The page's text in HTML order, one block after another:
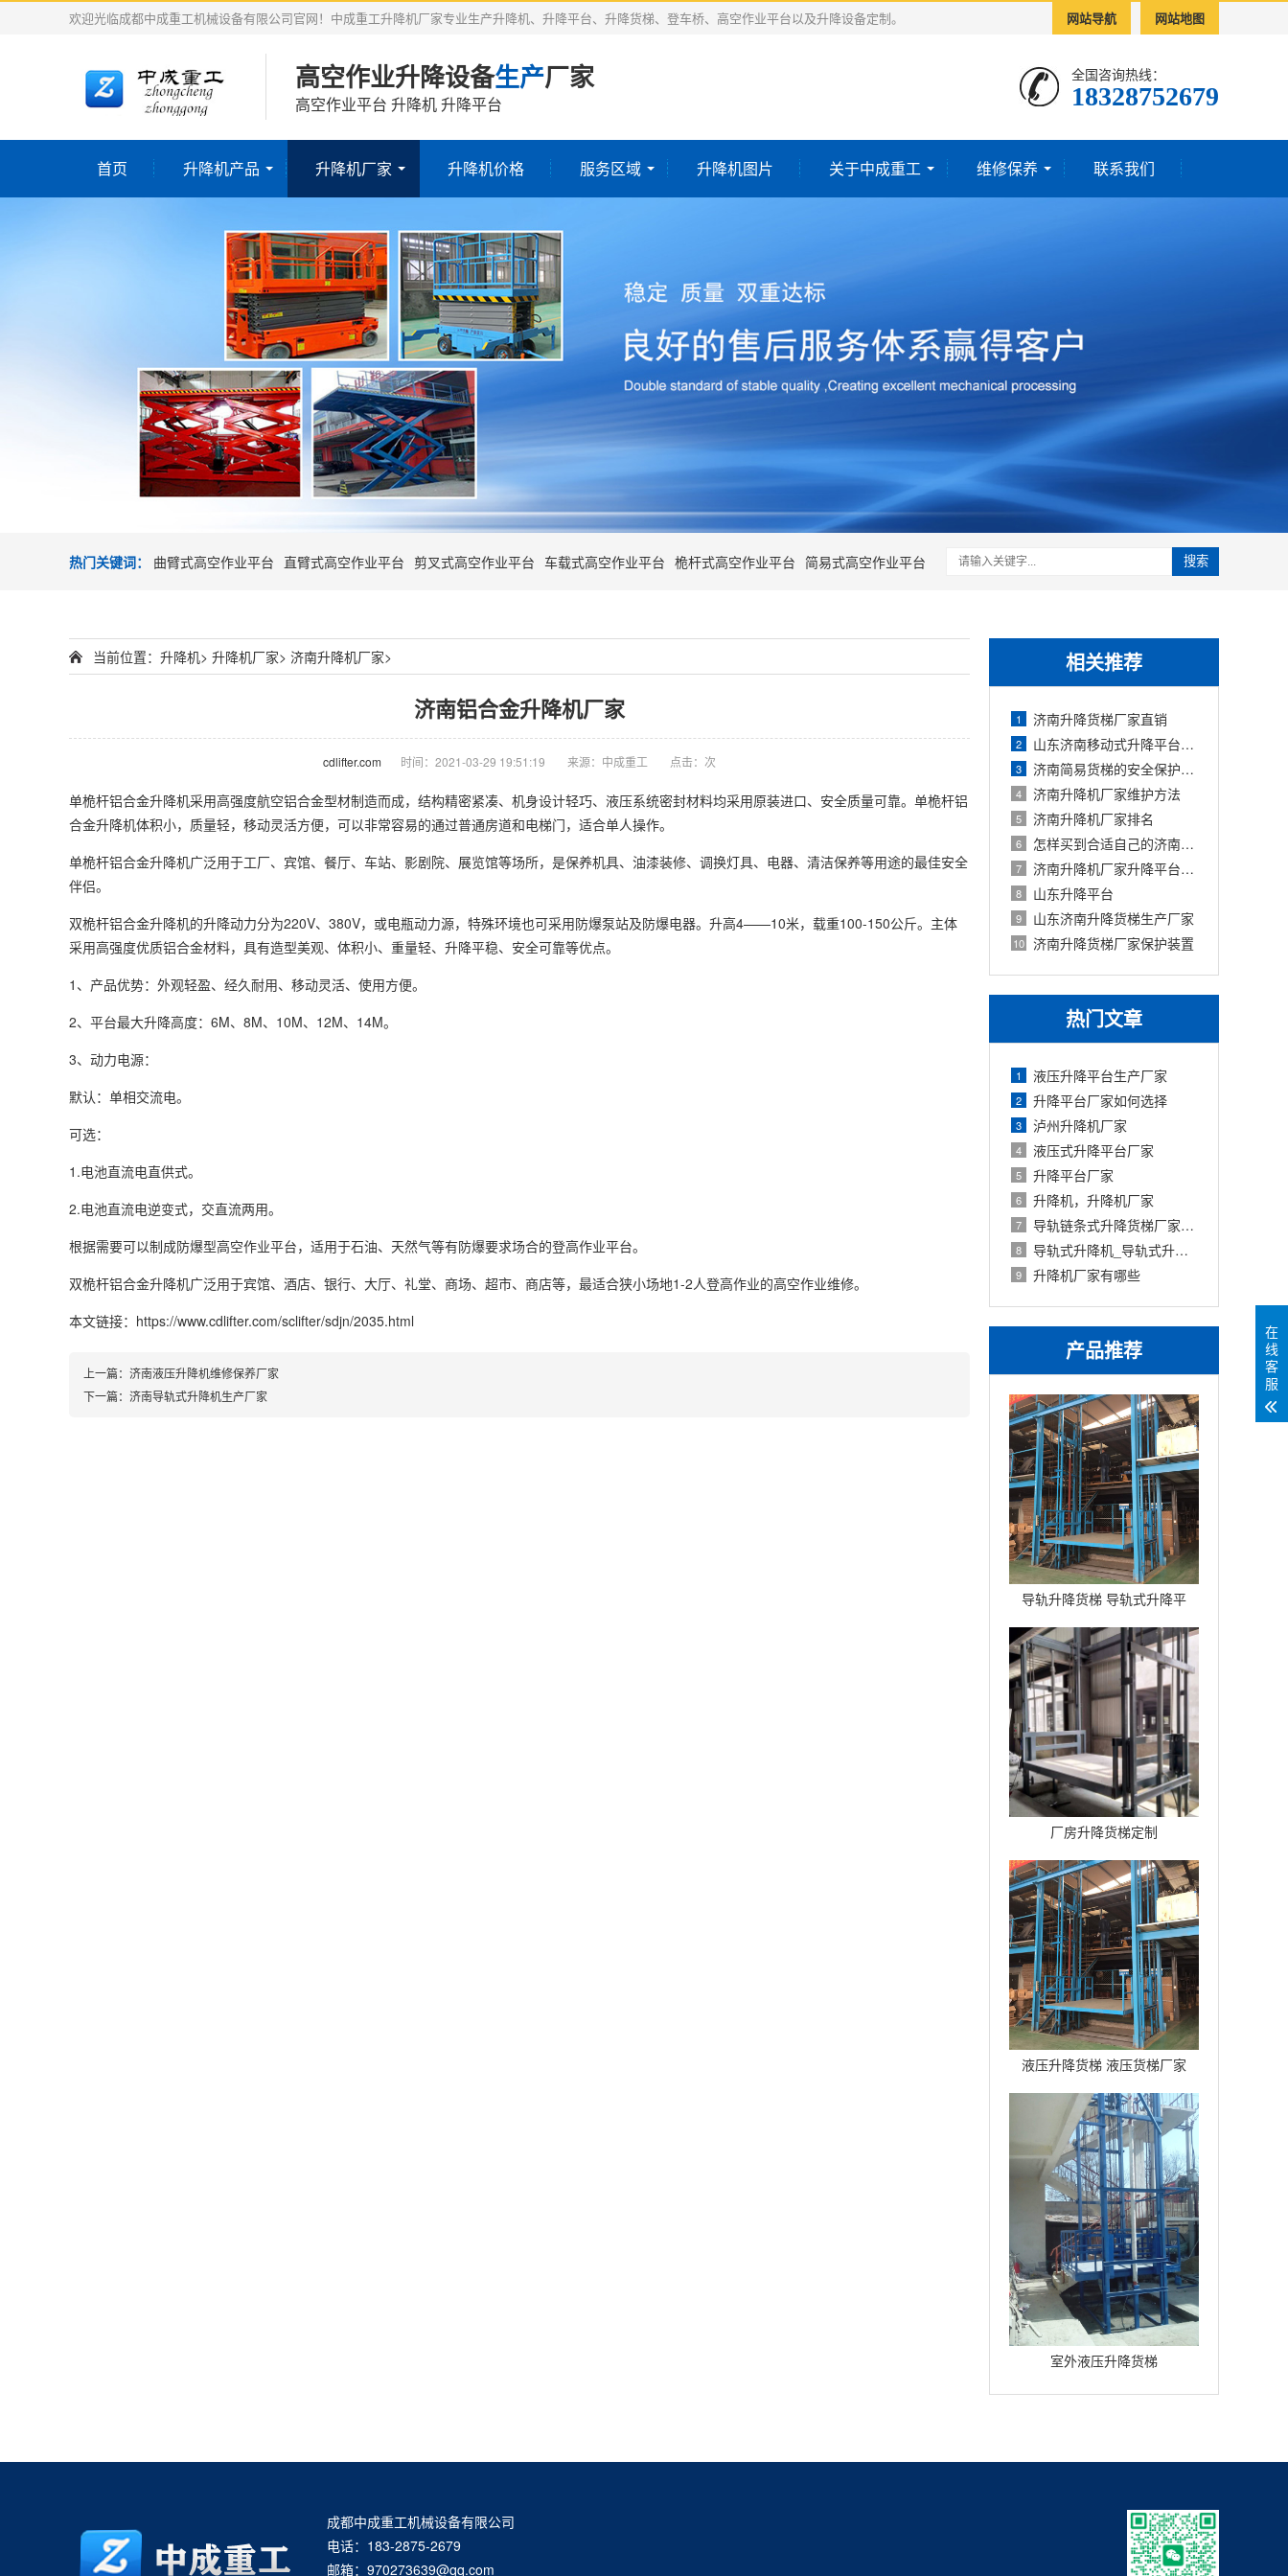
网站导航 网站地图
欢迎光临成都中成重工机械设备有限公司官网！中成重工升降机厂家专业生产升降机、升降平台、升降货梯、登车桥、高空作业平台以及升降设备定制。
高空作业升降设备生产厂家
高空作业平台 升降机 升降平台
全国咨询热线：
18328752679‬
首页 升降机产品 升降机厂家 升降机价格 服务区域 升降机图片 关于中成重工 维修保养 联系我们
热门关键词： 曲臂式高空作业平台 直臂式高空作业平台 剪叉式高空作业平台 车载式高空作业平台 桅杆式高空作业平台 简易式高空作业平台 搜索
相关推荐
1 济南升降货梯厂家直销
2 山东济南移动式升降平台厂家
3 济南简易货梯的安全保护装置有哪些
4 济南升降机厂家维护方法
5 济南升降机厂家排名
6 怎样买到合适自己的济南升降平台
7 济南升降机厂家升降平台有什么类型
8 山东升降平台
9 山东济南升降货梯生产厂家
10 济南升降货梯厂家保护装置
热门文章
1 液压升降平台生产厂家
2 升降平台厂家如何选择
3 泸州升降机厂家
4 液压式升降平台厂家
5 升降平台厂家
6 升降机，升降机厂家
7 导轨链条式升降货梯厂家定制
8 导轨式升降机_导轨式升降平台厂家
9 升降机厂家有哪些
产品推荐
导轨升降货梯 导轨式升降平
台
厂房升降货梯定制
液压升降货梯 液压货梯厂家
室外液压升降货梯
当前位置： 升降机> 升降机厂家> 济南升降机厂家>
济南铝合金升降机厂家
cdlifter.com 时间：2021-03-29 19:51:19 来源：中成重工 点击： 次
单桅杆铝合金升降机采用高强度航空铝合金型材制造而成，结构精密紧凑、机身设计轻巧、液压系统密封材料均采用原装进口、安全质量可靠。单桅杆铝
合金升降机体积小，质量轻，移动灵活方便，可以非常容易的通过普通房道和电梯门，适合单人操作。
单桅杆铝合金升降机广泛用于工厂、宾馆、餐厅、车站、影剧院、展览馆等场所，是保养机具、油漆装修、调换灯具、电器、清洁保养等用途的最佳安全
伴侣。
双桅杆铝合金升降机的升降动力分为220V、380V，或电瓶动力源，特殊环境也可采用防爆泵站及防爆电器。升高4——10米，载重100-150公斤。主体
采用高强度优质铝合金材料，具有造型美观、体积小、重量轻、升降平稳、安全可靠等优点。
1、产品优势：外观轻盈、经久耐用、移动灵活、使用方便。
2、平台最大升降高度：6M、8M、10M、12M、14M。
3、动力电源：
默认：单相交流电。
可选：
1.电池直流电直供式。
2.电池直流电逆变式，交直流两用。
根据需要可以制成防爆型高空作业平台，适用于石油、天然气等有防爆要求场合的登高作业平台。
双桅杆铝合金升降机广泛用于宾馆、酒店、银行、大厅、礼堂、商场、超市、商店等，最适合狭小场地1-2人登高作业的高空作业维修。
本文链接：https://www.cdlifter.com/sclifter/sdjn/2035.html
上一篇： 济南液压升降机维修保养厂家
下一篇： 济南导轨式升降机生产厂家
成都中成重工机械设备有限公司
电话：183-2875-2679
邮箱：970273639@qq.com
在
线
客
服